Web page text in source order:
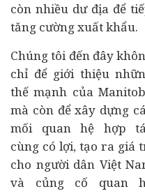
còn nhiều dư địa để
tăng cường xuất khẩu.
Chúng tôi đến đây
chỉ để giới thiệu
thế mạnh của
mà còn để xây dựng
mối quan hệ hợp
cùng có lợi, tạo ra giá
cho người dân Việt
và củng cố quan